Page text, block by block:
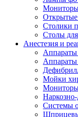
Столики
Столы
Анестезия и
Аппараты
Мойки
Мониторы
Системы